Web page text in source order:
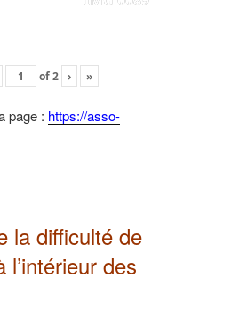
of2 › »
page : https://asso-
la difficulté de
des